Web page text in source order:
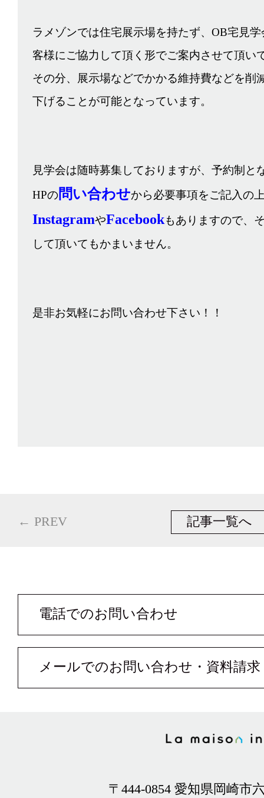
ラメゾンでは住宅展示場を持たず、OB宅見
客様にご協力して頂く形でご案内させて頂い
その分、展示場などでかかる維持費などを削
下げることが可能となっています。
見学会は随時募集しておりますが、予約制と
HPの問い合わせから必要事項をご記入の
InstagramやFacebookもありますので、
して頂いてもかまいません。
是非お気軽にお問い合わせ下さい！！
← PREV 記事一覧へ
電話でのお問い合わせ
メールでのお問い合わせ・資料請求
〒444-0854 愛知県岡崎市